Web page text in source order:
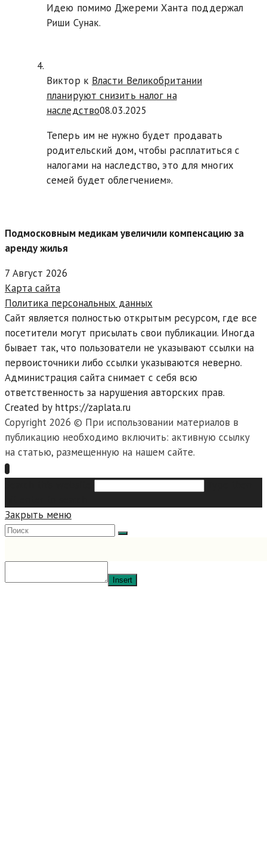
Идею помимо Джереми Ханта поддержал
Риши Сунак.
Виктор к Власти Великобритании
планируют снизить налог на
наследство08.03.2025
Теперь им не нужно будет продавать
родительский дом, чтобы расплатиться с
налогами на наследство, это для многих
семей будет облегчением».
Подмосковным медикам увеличили компенсацию за
аренду жилья
7 Август 2026
Карта сайта
Политика персональных данных
Сайт является полностью открытым ресурсом, где все
посетители могут присылать свои публикации. Иногда
бывает так, что пользователи не указывают ссылки на
первоисточники либо ссылки указываются неверно.
Администрация сайта снимает с себя всю
ответственность за нарушения авторских прав.
Created by https://zaplata.ru
Copyright 2026 © При использовании материалов в
публикацию необходимо включить: активную ссылку
на статью, размещенную на нашем сайте.
Закрыть меню
Insert